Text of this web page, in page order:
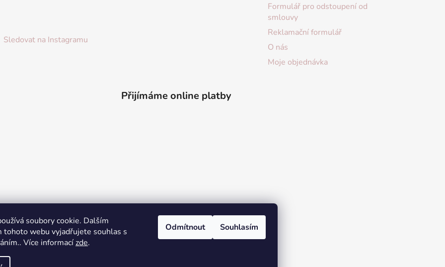
soubory cookie. Dalším
tohoto webu vyjadřujete souhlas s
Více informacízde.
Odmítnout Souhlasím
Sledovat na Instagramu
Formulář pro odstoupení od
smlouvy
Reklamační formulář
O nás
Moje objednávka
Přijímáme online platby